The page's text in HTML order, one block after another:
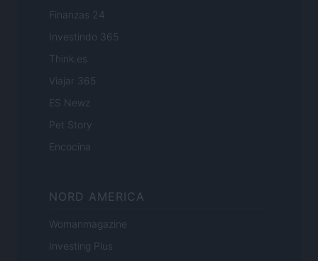
Finanzas 24
Investindo 365
Think.es
Viajar 365
ES Newz
Pet Story
Encocina
NORD AMERICA
Womanmagazine
Investing Plus